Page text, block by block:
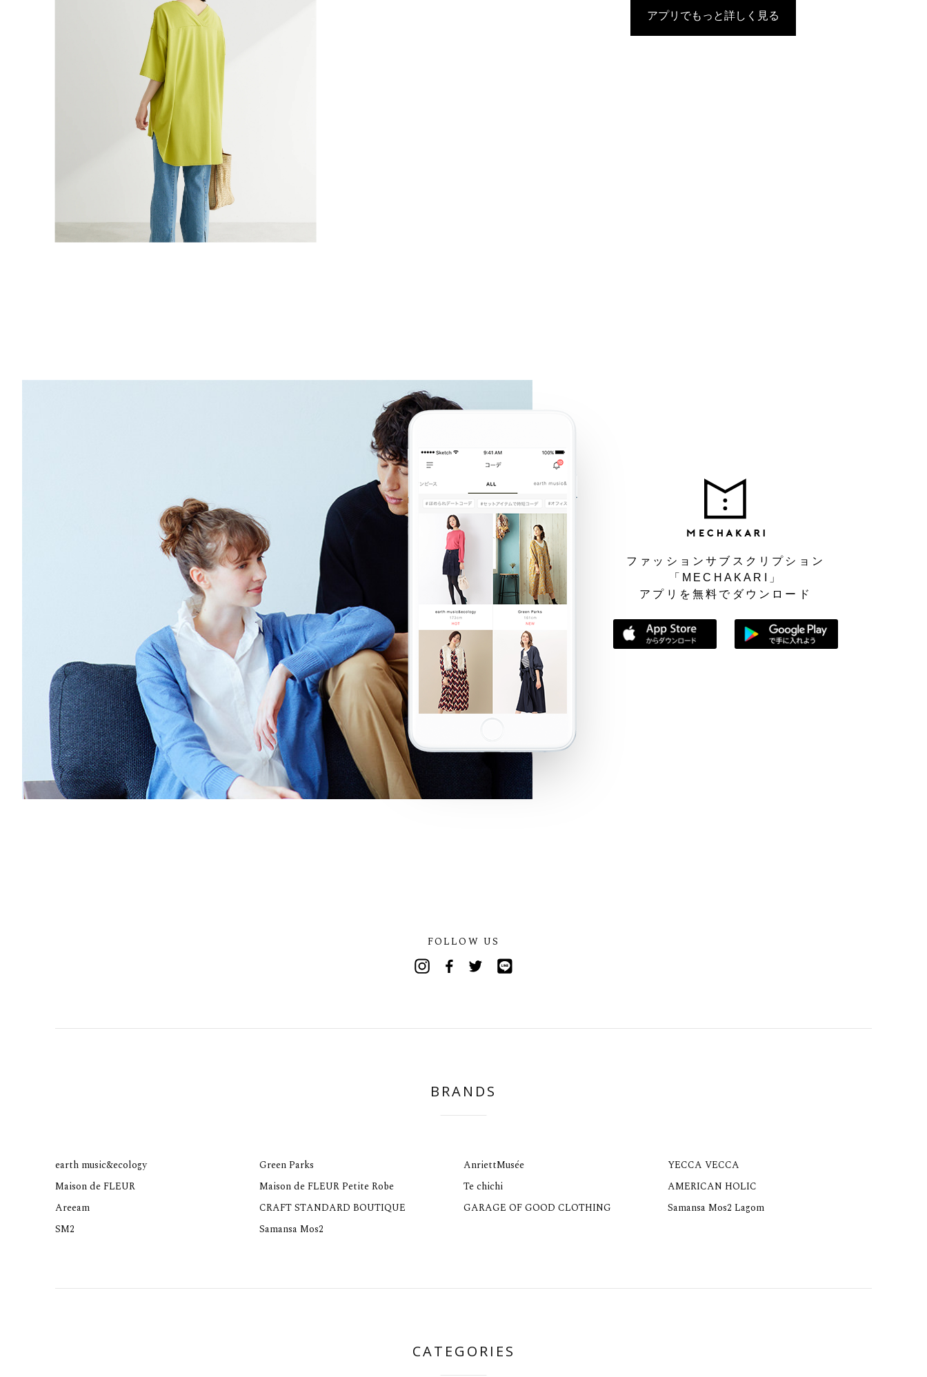
アプリでもっと詳しく見る
ファッションサブスクリプション
「MECHAKARI」
アプリを無料でダウンロード
App Storeからダウンロード
FOLLOW US
Twitter
BRANDS
earth music&ecology Green Parks AnriettMusée
YECCA VECCA
Maison de FLEUR
Maison de FLEUR Petite Robe Te chichi
AMERICAN HOLIC
Areeam
CRAFT STANDARD BOUTIQUE GARAGE OF GOOD CLOTHING
Samansa Mos2 Lagom
SM2
Samansa Mos2
CATEGORIES